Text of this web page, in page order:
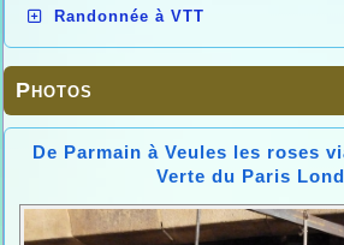
Randonnée à VTT
Photos
De Parmain à Veules les roses
Verte du Paris